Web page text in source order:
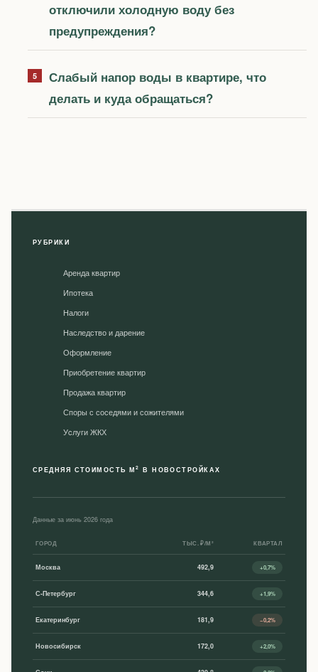
отключили холодную воду без
предупреждения?
Слабый напор воды в квартире, что
делать и куда обращаться?
РУБРИКИ
Аренда квартир
Ипотека
Налоги
Наследство и дарение
Оформление
Приобретение квартир
Продажа квартир
Споры с соседями и сожителями
Уcлуги ЖКХ
СРЕДНЯЯ СТОИМОСТЬ М2 В НОВОСТРОЙКАХ
Данные за июнь 2026 года
ГОРОД ТЫС. ₽/М² КВАРТАЛ
Москва 492,9 +0,7%
С-Петербург 344,6 +1,9%
Екатеринбург 181,9 −0,2%
Новосибирск 172,0 +2,0%